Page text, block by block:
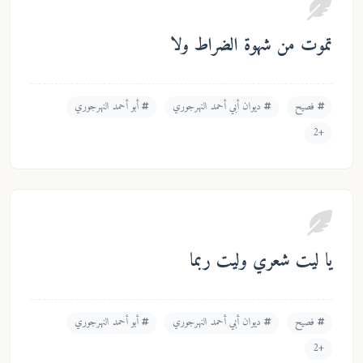
الضراط ولا
ديوان أبي أحمد النهرجوري أبو أحمد النهرجوري
وليت ربما
ديوان أبي أحمد النهرجوري أبو أحمد النهرجوري